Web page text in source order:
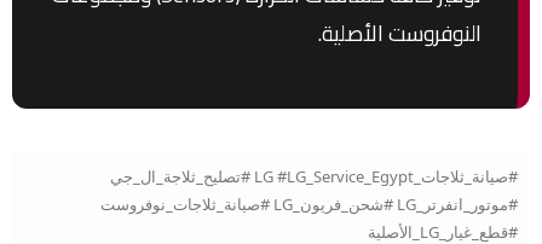
النوفروست الأصلية.
#صيانة_ثلاجات_LG #LG_Service_Egypt #تصليح_ثلاجة_ال_جي
#موتور_انفرتر_LG #شحن_فريون_LG #صيانة_ثلاجات_نوفروست
#قطع_غيار_LG_الأصلية